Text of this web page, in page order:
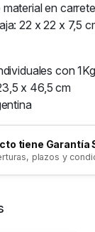
en
22 x 22 x 7,5
con
x 46,5 cm
tiene Garantía
plazos y